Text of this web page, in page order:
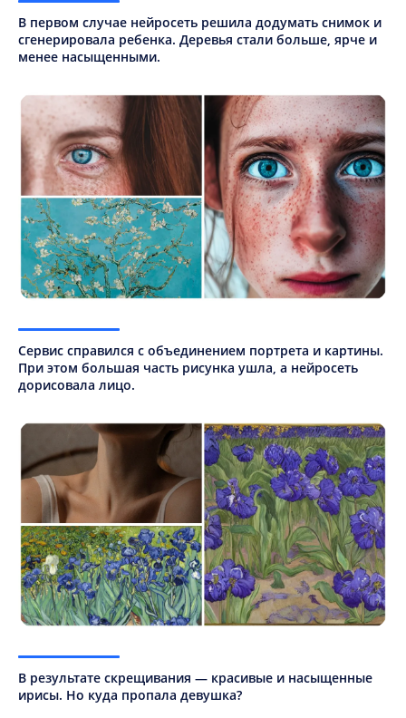
В первом случае нейросеть решила додумать снимок и
сгенерировала ребенка. Деревья стали больше, ярче и
менее насыщенными.
Сервис справился с объединением портрета и картины.
При этом большая часть рисунка ушла, а нейросеть
дорисовала лицо.
В результате скрещивания — красивые и насыщенные
ирисы. Но куда пропала девушка?